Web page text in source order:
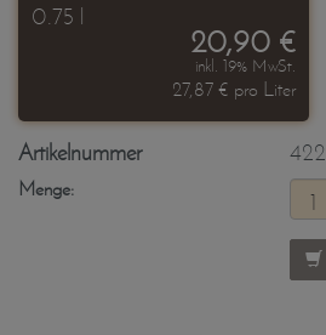
0.75 l
20,90 €
inkl. 19% MwSt.
27,87 € pro Liter
Artikelnummer 422
Menge: